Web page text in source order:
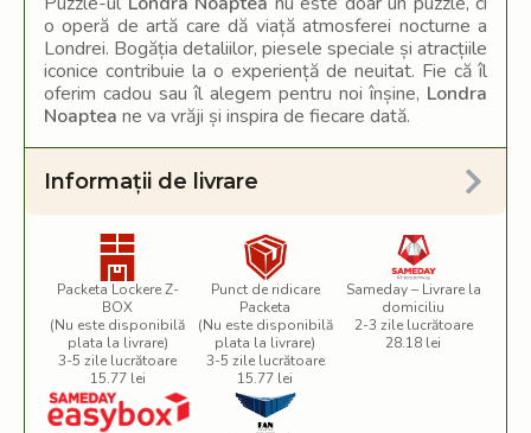
o operă de artă care dă viață atmosferei nocturne a
Londrei. Bogăția detaliilor, piesele speciale și atracțiile
iconice contribuie la o experiență de neuitat. Fie că îl
oferim cadou sau îl alegem pentru noi înșine, Londra
Noaptea ne va vrăji și inspira de fiecare dată.
Informații de livrare
Packeta Lockere Z-
BOX
(Nu este disponibilă
plata la livrare)
3-5 zile lucrătoare
15.77 lei
Punct de ridicare
Packeta
(Nu este disponibilă
plata la livrare)
3-5 zile lucrătoare
15.77 lei
Sameday – Livrare la
domiciliu
2-3 zile lucrătoare
28.18 lei